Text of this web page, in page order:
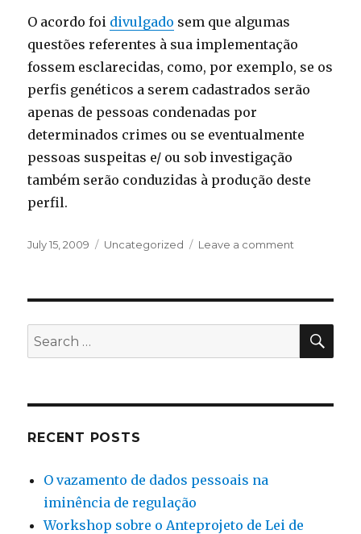
O acordo foi divulgado sem que algumas
questões referentes à sua implementação
fossem esclarecidas, como, por exemplo, se os
perfis genéticos a serem cadastrados serão
apenas de pessoas condenadas por
determinados crimes ou se eventualmente
pessoas suspeitas e/ ou sob investigação
também serão conduzidas à produção deste
perfil.
Posted
July 15, 2009 Categories
Uncategorized Leave a comment
ser
utilizados
em
Search
for:
RECENT POSTS
O vazamento de dados pessoais na
iminência de regulação
Workshop sobre o Anteprojeto de Lei de